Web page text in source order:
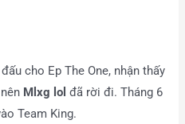
cho Ep The One, nhận thấy
Mlxg lol đã rời đi. Tháng 6
Team King.